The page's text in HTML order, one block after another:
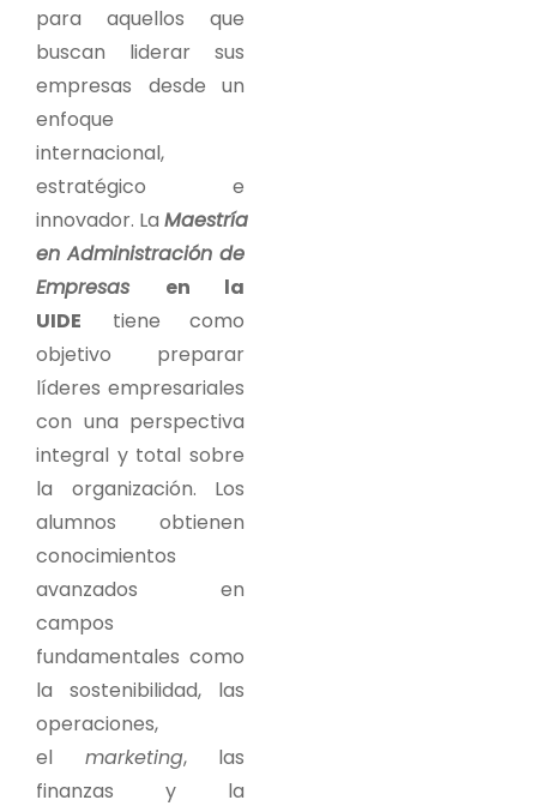
para aquellos que
buscan liderar sus
empresas desde un
enfoque
internacional,
estratégico e
innovador. La Maestría
en Administración de
Empresas en la
UIDE
tiene como
objetivo preparar
líderes empresariales
con una perspectiva
integral y total sobre
la organización. Los
alumnos obtienen
conocimientos
avanzados en
campos
fundamentales como
la sostenibilidad, las
operaciones,
el marketing, las
finanzas y la